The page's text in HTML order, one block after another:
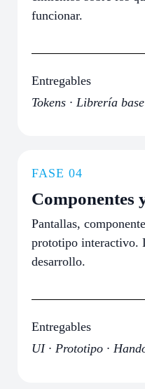
funcionar.
Entregables
Tokens · Librería
FASE 04
Componentes
Pantallas,
prototipo interactivo.
desarrollo.
Entregables
UI · Prototipo ·